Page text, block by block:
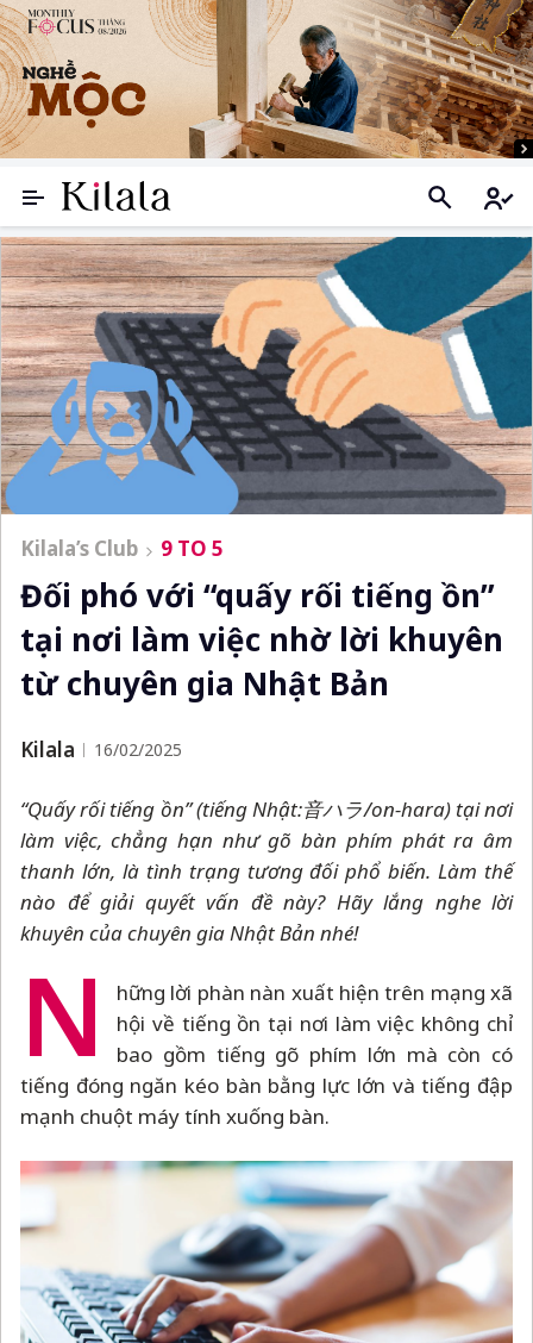
Kilala’s Club 9 TO 5
Đối phó với “quấy rối tiếng ồn”
tại nơi làm việc nhờ lời khuyên
từ chuyên gia Nhật Bản
Kilala 16/02/2025
“Quấy rối tiếng ồn” (tiếng Nhật:音ハラ/on-hara) tại nơi
làm việc, chẳng hạn như gõ bàn phím phát ra âm
thanh lớn, là tình trạng tương đối phổ biến. Làm thế
nào để giải quyết vấn đề này? Hãy lắng nghe lời
khuyên của chuyên gia Nhật Bản nhé!
N
hững lời phàn nàn xuất hiện trên mạng xã
hội về tiếng ồn tại nơi làm việc không chỉ
bao gồm tiếng gõ phím lớn mà còn có
tiếng đóng ngăn kéo bàn bằng lực lớn và tiếng đập
mạnh chuột máy tính xuống bàn.